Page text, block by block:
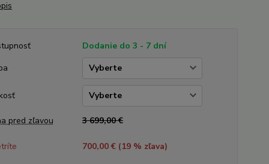
Dodanie do 3 - 7 dní
pred zľavou 3 699,00 €
700,00 € (19% zľava)